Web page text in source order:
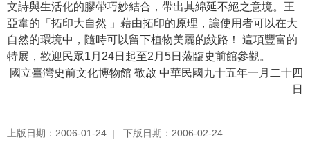
便
民
服
務
平
文詩與生活化的膠帶巧妙結合，帶出其綿延不絕之意境。王
亞韋的「拓印大自然 」藉由拓印的原理，讓使用者可以在大
自然的環境中，隨時可以留下植物美麗的紋路！ 這項豐富的
特展，歡迎民眾1月24日起至2月5日蒞臨史前館參觀。
國立臺灣史前文化博物館 敬啟 中華民國九十五年一月二十四
日
上版日期：2006-01-24 下版日期：2006-02-24